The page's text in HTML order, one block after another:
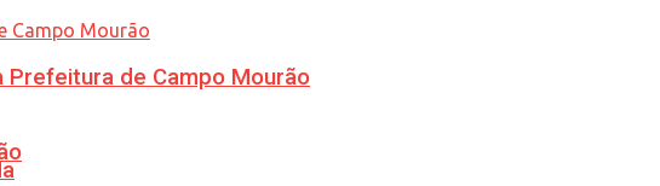
de Campo Mourão